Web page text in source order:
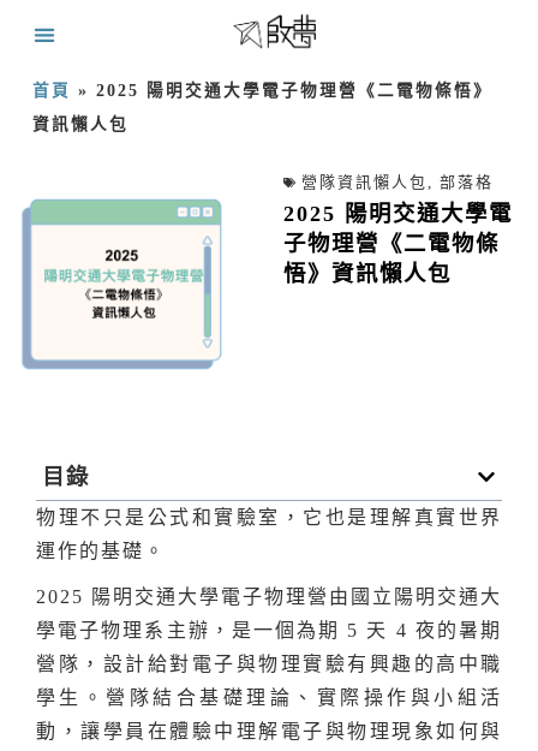
首頁 » 2025 陽明交通大學電子物理營《二電物條悟》
資訊懶人包
營隊資訊懶人包,部落格
2025 陽明交通大學電
子物理營《二電物條
悟》資訊懶人包
目錄
物理不只是公式和實驗室，它也是理解真實世界
運作的基礎。
2025 陽明交通大學電子物理營由國立陽明交通大
學電子物理系主辦，是一個為期 5 天 4 夜的暑期
營隊，設計給對電子與物理實驗有興趣的高中職
學生。營隊結合基礎理論、實際操作與小組活
動，讓學員在體驗中理解電子與物理現象如何與